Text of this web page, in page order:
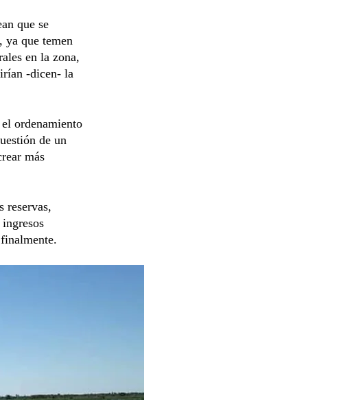
que se
ya que temen
en la zona,
-dicen- la
ordenamiento
de un
más
reservas,